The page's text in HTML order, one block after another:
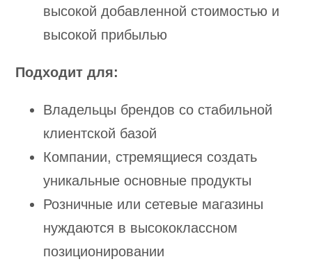
высокой добавленной стоимостью и
высокой прибылью
Подходит для:
Владельцы брендов со стабильной
клиентской базой
Компании, стремящиеся создать
уникальные основные продукты
Розничные или сетевые магазины
нуждаются в высококлассном
позиционировании